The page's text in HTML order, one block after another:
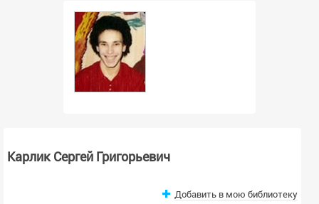
Карлик Сергей Григорьевич
Добавить в мою библиотеку